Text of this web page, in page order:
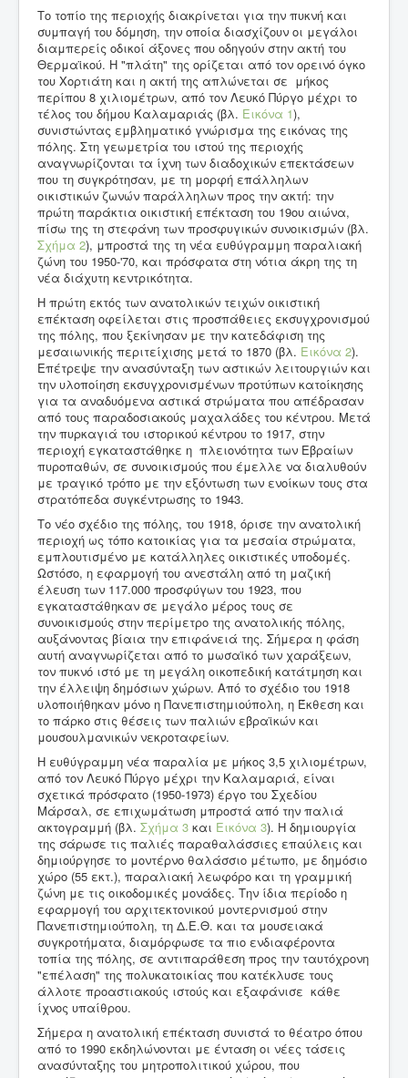
Το τοπίο της περιοχής διακρίνεται για την πυκνή και
συμπαγή του δόμηση, την οποία διασχίζουν οι μεγάλοι
διαμπερείς οδικοί άξονες που οδηγούν στην ακτή του
Θερμαϊκού. Η "πλάτη" της ορίζεται από τον ορεινό όγκο
του Χορτιάτη και η ακτή της απλώνεται σε μήκος
περίπου 8 χιλιομέτρων, από τον Λευκό Πύργο μέχρι το
τέλος του δήμου Καλαμαριάς (βλ. Εικόνα 1),
συνιστώντας εμβληματικό γνώρισμα της εικόνας της
πόλης. Στη γεωμετρία του ιστού της περιοχής
αναγνωρίζονται τα ίχνη των διαδοχικών επεκτάσεων
που τη συγκρότησαν, με τη μορφή επάλληλων
οικιστικών ζωνών παράλληλων προς την ακτή: την
πρώτη παράκτια οικιστική επέκταση του 19ου αιώνα,
πίσω της τη στεφάνη των προσφυγικών συνοικισμών (βλ.
Σχήμα 2), μπροστά της τη νέα ευθύγραμμη παραλιακή
ζώνη του 1950-'70, και πρόσφατα στη νότια άκρη της τη
νέα διάχυτη κεντρικότητα.
Η πρώτη εκτός των ανατολικών τειχών οικιστική
επέκταση οφείλεται στις προσπάθειες εκσυγχρονισμού
της πόλης, που ξεκίνησαν με την κατεδάφιση της
μεσαιωνικής περιτείχισης μετά το 1870 (βλ. Εικόνα 2).
Επέτρεψε την ανασύνταξη των αστικών λειτουργιών και
την υλοποίηση εκσυγχρονισμένων προτύπων κατοίκησης
για τα αναδυόμενα αστικά στρώματα που απέδρασαν
από τους παραδοσιακούς μαχαλάδες του κέντρου. Μετά
την πυρκαγιά του ιστορικού κέντρου το 1917, στην
περιοχή εγκαταστάθηκε η πλειονότητα των Εβραίων
πυροπαθών, σε συνοικισμούς που έμελλε να διαλυθούν
με τραγικό τρόπο με την εξόντωση των ενοίκων τους στα
στρατόπεδα συγκέντρωσης το 1943.
Το νέο σχέδιο της πόλης, του 1918, όρισε την ανατολική
περιοχή ως τόπο κατοικίας για τα μεσαία στρώματα,
εμπλουτισμένο με κατάλληλες οικιστικές υποδομές.
Ωστόσο, η εφαρμογή του ανεστάλη από τη μαζική
έλευση των 117.000 προσφύγων του 1923, που
εγκαταστάθηκαν σε μεγάλο μέρος τους σε
συνοικισμούς στην περίμετρο της ανατολικής πόλης,
αυξάνοντας βίαια την επιφάνειά της. Σήμερα η φάση
αυτή αναγνωρίζεται από το μωσαϊκό των χαράξεων,
τον πυκνό ιστό με τη μεγάλη οικοπεδική κατάτμηση και
την έλλειψη δημόσιων χώρων. Από το σχέδιο του 1918
υλοποιήθηκαν μόνο η Πανεπιστημιούπολη, η Έκθεση και
το πάρκο στις θέσεις των παλιών εβραϊκών και
μουσουλμανικών νεκροταφείων.
Η ευθύγραμμη νέα παραλία με μήκος 3,5 χιλιομέτρων,
από τον Λευκό Πύργο μέχρι την Καλαμαριά, είναι
σχετικά πρόσφατο (1950-1973) έργο του Σχεδίου
Μάρσαλ, σε επιχωμάτωση μπροστά από την παλιά
ακτογραμμή (βλ. Σχήμα 3 και Εικόνα 3). Η δημιουργία
της σάρωσε τις παλιές παραθαλάσσιες επαύλεις και
δημιούργησε το μοντέρνο θαλάσσιο μέτωπο, με δημόσιο
χώρο (55 εκτ.), παραλιακή λεωφόρο και τη γραμμική
ζώνη με τις οικοδομικές μονάδες. Την ίδια περίοδο η
εφαρμογή του αρχιτεκτονικού μοντερνισμού στην
Πανεπιστημιούπολη, τη Δ.E.Θ. και τα μουσειακά
συγκροτήματα, διαμόρφωσε τα πιο ενδιαφέροντα
τοπία της πόλης, σε αντιπαράθεση προς την ταυτόχρονη
"επέλαση" της πολυκατοικίας που κατέκλυσε τους
άλλοτε προαστιακούς ιστούς και εξαφάνισε κάθε
ίχνος υπαίθρου.
Σήμερα η ανατολική επέκταση συνιστά το θέατρο όπου
από το 1990 εκδηλώνονται με ένταση οι νέες τάσεις
ανασύνταξης του μητροπολιτικού χώρου, που